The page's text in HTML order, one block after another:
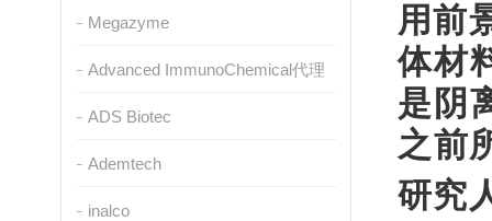
Megazyme
Advanced ImmunoChemical代理
ADS Biotec
Ademtech
inalco
用前
体材
是阴
之前
研究